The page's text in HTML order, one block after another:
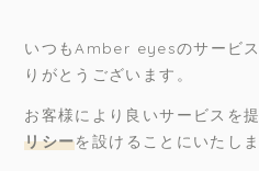
いつもAmber eyesのサービ
りがとうございます。
お客様により良いサービスを
リシーを設けることにいたしま